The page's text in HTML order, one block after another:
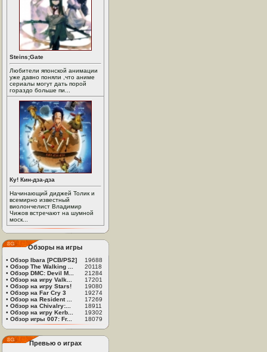
Steins;Gate
Любители японской анимации
уже давно поняли ,что аниме
сериалы могут дать порой
гораздо больше пи...
Ку! Кин-дза-дза
Начинающий диджей Толик и
всемирно известный
виолончелист Владимир
Чижов встречают на шумной
моск...
Обзоры на игры
• Обзор Ibara [PCB/PS2]
19688
• Обзор The Walking ...
20118
• Обзор DMC: Devil M...
21284
• Обзор на игру Valk...
17201
• Обзор на игру Stars!
19080
• Обзор на Far Cry 3
19274
• Обзор на Resident ...
17269
• Обзор на Chivalry:...
18911
• Обзор на игру Kerb...
19302
• Обзор игры 007: Fr... 18079
Превью о играх